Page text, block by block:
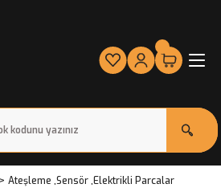
Ateşleme ,Sensör ,Elektrikli Parcalar